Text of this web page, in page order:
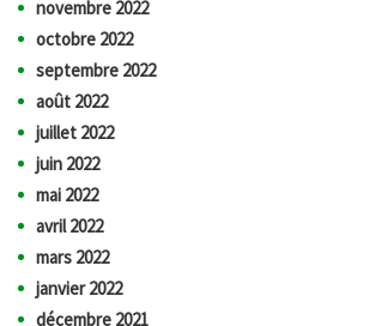
novembre 2022
octobre 2022
septembre 2022
août 2022
juillet 2022
juin 2022
mai 2022
avril 2022
mars 2022
janvier 2022
décembre 2021